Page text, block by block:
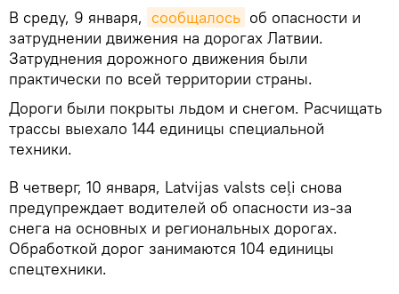
В среду, 9 января, сообщалось об опасности и
затруднении движения на дорогах Латвии.
Затруднения дорожного движения были
практически по всей территории страны.
Дороги были покрыты льдом и снегом. Расчищать
трассы выехало 144 единицы специальной
техники.
В четверг, 10 января, Latvijas valsts ceļi снова
предупреждает водителей об опасности из-за
снега на основных и региональных дорогах.
Обработкой дорог занимаются 104 единицы
спецтехники.